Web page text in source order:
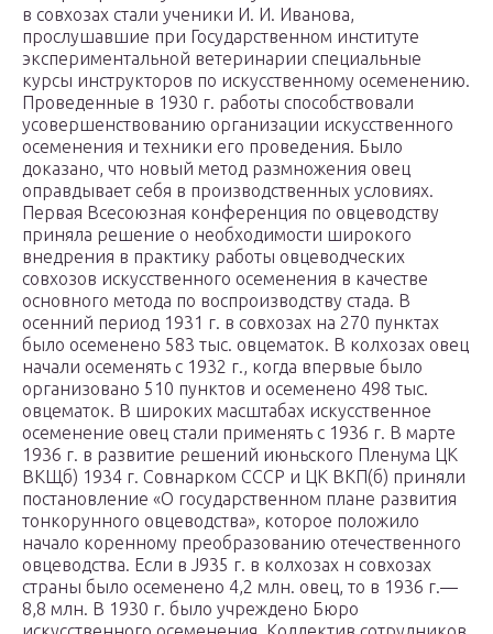
в совхозах стали ученики И. И. Иванова,
прослушавшие при Государственном институте
экспериментальной ветеринарии специальные
курсы инструкторов по искусственному осеменению.
Проведенные в 1930 г. работы способствовали
усовершенствованию организации искусственного
осеменения и техники его проведения. Было
доказано, что новый метод размножения овец
оправдывает себя в производственных условиях.
Первая Всесоюзная конференция по овцеводству
приняла решение о необходимости широкого
внедрения в практику работы овцеводческих
совхозов искусственного осеменения в качестве
основного метода по воспроизводству стада. В
осенний период 1931 г. в совхозах на 270 пунктах
было осеменено 583 тыс. овцематок. В колхозах овец
начали осеменять с 1932 г., когда впервые было
организовано 510 пунктов и осеменено 498 тыс.
овцематок. В широких масштабах искусственное
осеменение овец стали применять с 1936 г. В марте
1936 г. в развитие решений июньского Пленума ЦК
ВКЩб) 1934 г. Совнарком СССР и ЦК ВКП(б) приняли
постановление «О государственном плане развития
тонкорунного овцеводства», которое положило
начало коренному преобразованию отечественного
овцеводства. Если в J935 г. в колхозах н совхозах
страны было осеменено 4,2 млн. овец, то в 1936 г.—
8,8 млн. В 1930 г. было учреждено Бюро